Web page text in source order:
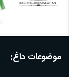
موضوعات داغ: